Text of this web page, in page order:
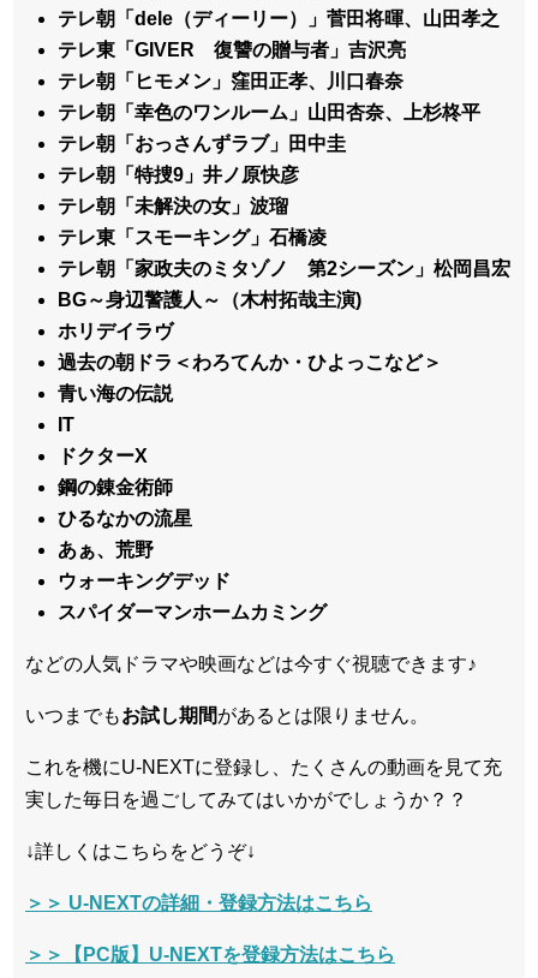
テレ朝「dele（ディーリー）」菅田将暉、山田孝之
テレ東「GIVER 復讐の贈与者」吉沢亮
テレ朝「ヒモメン」窪田正孝、川口春奈
テレ朝「幸色のワンルーム」山田杏奈、上杉柊平
テレ朝「おっさんずラブ」田中圭
テレ朝「特捜9」井ノ原快彦
テレ朝「未解決の女」波瑠
テレ東「スモーキング」石橋凌
テレ朝「家政夫のミタゾノ 第2シーズン」松岡昌宏
BG～身辺警護人～（木村拓哉主演)
ホリデイラヴ
過去の朝ドラ＜わろてんか・ひよっこなど＞
青い海の伝説
IT
ドクターX
鋼の錬金術師
ひるなかの流星
あぁ、荒野
ウォーキングデッド
スパイダーマンホームカミング
などの人気ドラマや映画などは今すぐ視聴できます♪
いつまでもお試し期間があるとは限りません。
これを機にU-NEXTに登録し、たくさんの動画を見て充
実した毎日を過ごしてみてはいかがでしょうか？？
↓詳しくはこちらをどうぞ↓
＞＞ U-NEXTの詳細・登録方法はこちら
＞＞【PC版】U-NEXTを登録方法はこちら